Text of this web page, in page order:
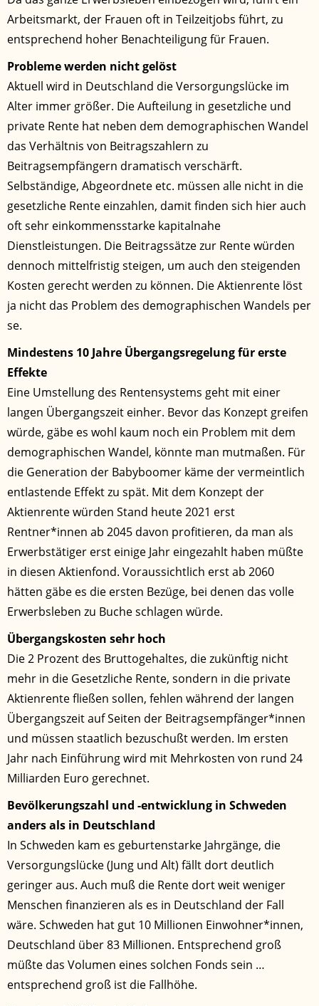
Arbeitsmarkt, der Frauen oft in Teilzeitjobs führt, zu
entsprechend hoher Benachteiligung für Frauen.
Probleme werden nicht gelöst
Aktuell wird in Deutschland die Versorgungslücke im
Alter immer größer. Die Aufteilung in gesetzliche und
private Rente hat neben dem demographischen Wandel
das Verhältnis von Beitragszahlern zu
Beitragsempfängern dramatisch verschärft.
Selbständige, Abgeordnete etc. müssen alle nicht in die
gesetzliche Rente einzahlen, damit finden sich hier auch
oft sehr einkommensstarke kapitalnahe
Dienstleistungen. Die Beitragssätze zur Rente würden
dennoch mittelfristig steigen, um auch den steigenden
Kosten gerecht werden zu können. Die Aktienrente löst
ja nicht das Problem des demographischen Wandels per
se.
Mindestens 10 Jahre Übergangsregelung für erste
Effekte
Eine Umstellung des Rentensystems geht mit einer
langen Übergangszeit einher. Bevor das Konzept greifen
würde, gäbe es wohl kaum noch ein Problem mit dem
demographischen Wandel, könnte man mutmaßen. Für
die Generation der Babyboomer käme der vermeintlich
entlastende Effekt zu spät. Mit dem Konzept der
Aktienrente würden Stand heute 2021 erst
Rentner*innen ab 2045 davon profitieren, da man als
Erwerbstätiger erst einige Jahr eingezahlt haben müßte
in diesen Aktienfond. Voraussichtlich erst ab 2060
hätten gäbe es die ersten Bezüge, bei denen das volle
Erwerbsleben zu Buche schlagen würde.
Übergangskosten sehr hoch
Die 2 Prozent des Bruttogehaltes, die zukünftig nicht
mehr in die Gesetzliche Rente, sondern in die private
Aktienrente fließen sollen, fehlen während der langen
Übergangszeit auf Seiten der Beitragsempfänger*innen
und müssen staatlich bezuschußt werden. Im ersten
Jahr nach Einführung wird mit Mehrkosten von rund 24
Milliarden Euro gerechnet.
Bevölkerungszahl und -entwicklung in Schweden
anders als in Deutschland
In Schweden kam es geburtenstarke Jahrgänge, die
Versorgungslücke (Jung und Alt) fällt dort deutlich
geringer aus. Auch muß die Rente dort weit weniger
Menschen finanzieren als es in Deutschland der Fall
wäre. Schweden hat gut 10 Millionen Einwohner*innen,
Deutschland über 83 Millionen. Entsprechend groß
müßte das Volumen eines solchen Fonds sein …
entsprechend groß ist die Fallhöhe.